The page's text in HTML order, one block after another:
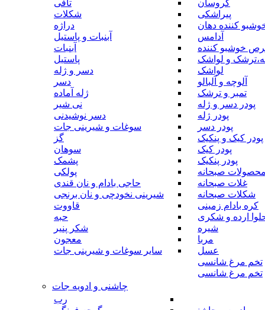
کروسان
پیراشکی
کننده دهان
آدامس
خوشبو کننده
و لواشک
لواشک
آلوچه و آلبالو
تمبر و ترشک
پودر دسر و ژله
پودر ژله
پودر دسر
پودر کیک و پنکیک
پودر کیک
پودر پنکیک
محصولات صبحانه
غلات صبحانه
شکلات صبحانه
کره بادام زمینی
ارده و شکری
شیره
مربا
عسل
تخم مرغ شانسی
تخم مرغ شانسی
تافی
شکلات
دراژه
آبنبات و پاستیل
آبنبات
پاستیل
دسر و ژله
دسر
ژله آماده
نی شیر
دسر نوشیدنی
سوغات و شیرینی جات
گز
سوهان
پشمک
پولکی
حاجی بادام و نان قندی
شیرینی نخودچی و نان برنجی
قاووت
حبه
شکر پنیر
معجون
سایر سوغات و شیرینی جات
چاشنی و ادویه جات
رب